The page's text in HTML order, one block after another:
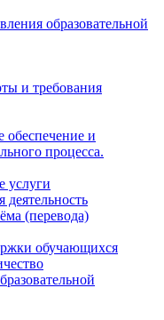
образовательной
и требования
обеспечение и
процесса.
услуги
деятельность
(перевода)
обучающихся